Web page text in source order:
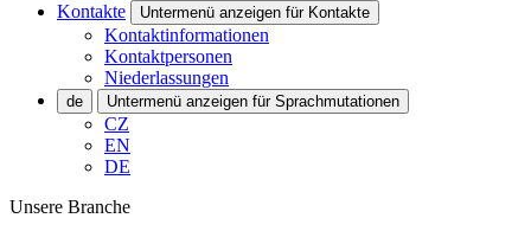
Kontakte
Untermenü anzeigen für Kontakte
Kontaktinformationen
Kontaktpersonen
Niederlassungen
de Untermenü anzeigen für Sprachmutationen
CZ
EN
DE
Unsere Branche